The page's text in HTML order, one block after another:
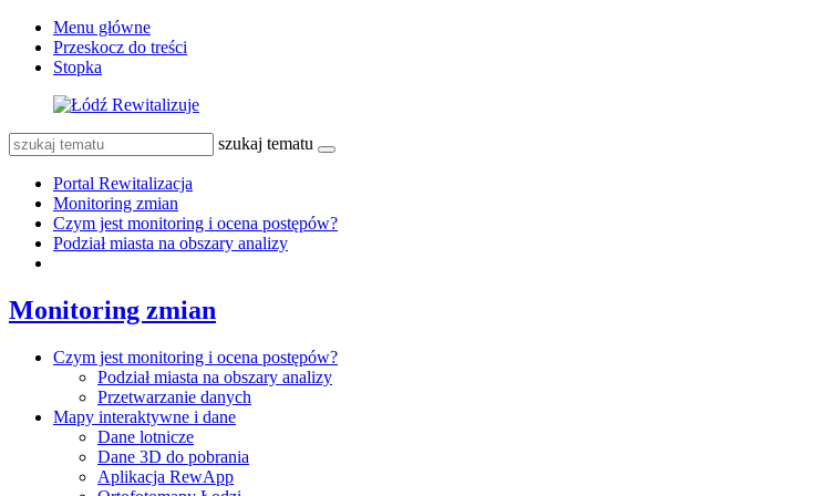
Menu główne
Przeskocz do treści
Stopka
szukaj tematu
Portal Rewitalizacja
Monitoring zmian
Czym jest monitoring i ocena postępów?
Podział miasta na obszary analizy
Monitoring zmian
Czym jest monitoring i ocena postępów?
Podział miasta na obszary analizy
Przetwarzanie danych
Mapy interaktywne i dane
Dane lotnicze
Dane 3D do pobrania
Aplikacja RewApp